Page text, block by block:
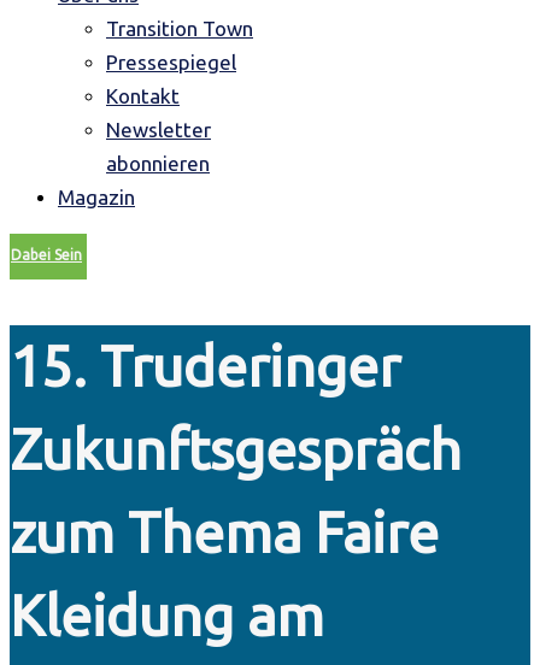
Transition Town
Pressespiegel
Kontakt
Newsletter
abonnieren
Magazin
Dabei Sein
15. Truderinger
Zukunftsgespräch
zum Thema Faire
Kleidung am